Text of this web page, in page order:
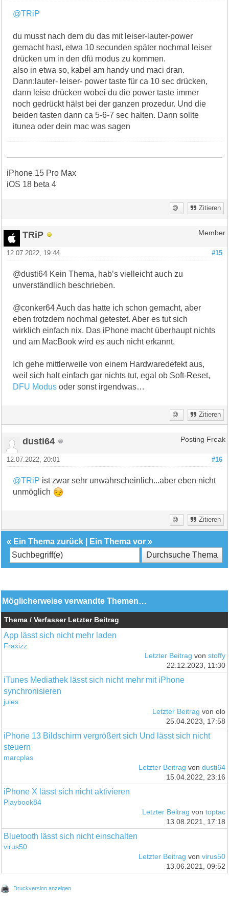
@TRiP
du musst nach dem du das mit leiser-lauter-power
gemacht hast, etwa 10 secunden später nochmal leiser
drücken um in den dfü modus zu kommen.
also in etwa so, kabel am handy und maci dran.
Dann:lauter- leiser- power taste für ca 10 sec drücken,
dann leise drücken wobei du die power taste immer
noch gedrückt hälst bei der ganzen prozedur. Und die
beiden tasten dann ca 5-6-7 sec halten. Dann sollte
itunea oder dein mac was sagen
iPhone 15 Pro Max
iOS 18 beta 4
Zitieren
TRiP Member
#15
12.07.2022, 19:44
@dusti64 Kein Thema, hab’s vielleicht auch zu
unverständlich beschrieben.
@conker64 Auch das hatte ich schon gemacht, aber
eben trotzdem nochmal getestet. Aber es tut sich
wirklich einfach nix. Das iPhone macht überhaupt nichts
und am MacBook wird es auch nicht erkannt.
Ich gehe mittlerweile von einem Hardwaredefekt aus,
weil sich halt einfach gar nichts tut, egal ob Soft-Reset,
DFU Modus oder sonst irgendwas…
Zitieren
dusti64 Posting Freak
#16
12.07.2022, 20:01
@TRiP ist zwar sehr unwahrscheinlich...aber eben nicht
unmöglich
Zitieren
« Ein Thema zurück Ein Thema vor »
Möglicherweise verwandte Themen…
Thema / Verfasser Letzter Beitrag
App lässt sich nicht mehr laden
Fraxizz
Letzter Beitrag von stoffy
22.12.2023, 11:30
iTunes Mediathek lässt sich nicht mehr mit iPhone
synchronisieren
jules
Letzter Beitrag von olo
25.04.2023, 17:58
iPhone 13 Bildschirm vergrößert sich Und lässt sich nicht
steuern
marcplas
Letzter Beitrag von dusti64
15.04.2022, 23:16
iPhone X lässt sich nicht aktivieren
Playbook84
Letzter Beitrag von toptac
13.08.2021, 17:18
Bluetooth lässt sich nicht einschalten
virus50
Letzter Beitrag von virus50
13.06.2021, 09:52
Druckversion anzeigen